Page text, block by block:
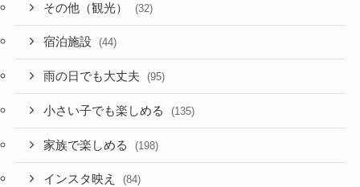
その他（観光） (32)
宿泊施設 (44)
雨の日でも大丈夫 (95)
小さい子でも楽しめる (135)
家族で楽しめる (198)
インスタ映え (84)